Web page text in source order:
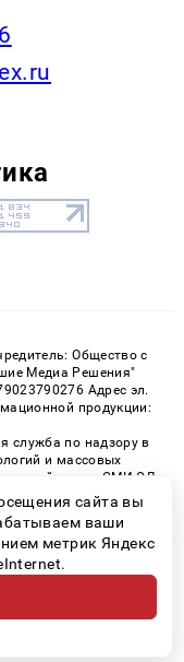
Общество с
Медиа Решения"
Адрес эл.
продукции:
служба по надзору в
и массовых
номер СМИ ЭЛ
защищены
16+
сайта вы
ваши
метрик Яндекс